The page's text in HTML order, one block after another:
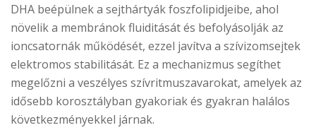
DHA beépülnek a sejthártyák foszfolipidjeibe, ahol
növelik a membránok fluiditását és befolyásolják az
ioncsatornák működését, ezzel javítva a szívizomsejtek
elektromos stabilitását. Ez a mechanizmus segíthet
megelőzni a veszélyes szívritmuszavarokat, amelyek az
idősebb korosztályban gyakoriak és gyakran halálos
következményekkel járnak.